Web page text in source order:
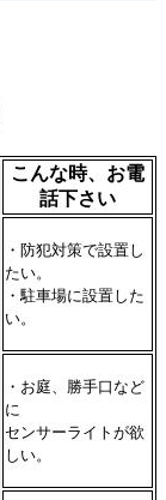
こんな時、お電
話下さい
・防犯対策で設置し
たい。
・駐車場に設置した
い。
・お庭、勝手口など
に
センサーライトが欲
しい。